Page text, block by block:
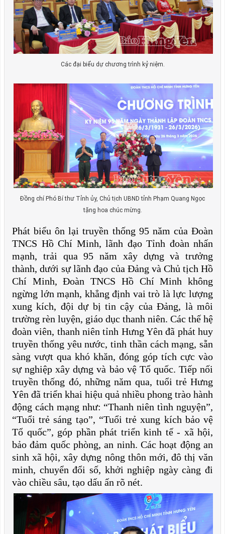
Các đại biểu dự chương trình kỷ niệm.
Đồng chí Phó Bí thư Tỉnh ủy, Chủ tịch UBND tỉnh Phạm Quang Ngọc
tặng hoa chúc mừng.
Phát biểu ôn lại truyền thống 95 năm của Đoàn
TNCS Hồ Chí Minh, lãnh đạo Tỉnh đoàn nhấn
mạnh, trải qua 95 năm xây dựng và trưởng
thành, dưới sự lãnh đạo của Đảng và Chủ tịch Hồ
Chí Minh, Đoàn TNCS Hồ Chí Minh không
ngừng lớn mạnh, khẳng định vai trò là lực lượng
xung kích, đội dự bị tin cậy của Đảng, là môi
trường rèn luyện, giáo dục thanh niên. Các thế hệ
đoàn viên, thanh niên tỉnh Hưng Yên đã phát huy
truyền thống yêu nước, tinh thần cách mạng, sẵn
sàng vượt qua khó khăn, đóng góp tích cực vào
sự nghiệp xây dựng và bảo vệ Tổ quốc. Tiếp nối
truyền thống đó, những năm qua, tuổi trẻ Hưng
Yên đã triển khai hiệu quả nhiều phong trào hành
động cách mạng như: “Thanh niên tình nguyện”,
“Tuổi trẻ sáng tạo”, “Tuổi trẻ xung kích bảo vệ
Tổ quốc”, góp phần phát triển kinh tế - xã hội,
bảo đảm quốc phòng, an ninh. Các hoạt động an
sinh xã hội, xây dựng nông thôn mới, đô thị văn
minh, chuyển đổi số, khởi nghiệp ngày càng đi
vào chiều sâu, tạo dấu ấn rõ nét.